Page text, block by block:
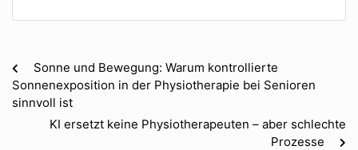
Sonne und Bewegung: Warum kontrollierte
Sonnenexposition in der Physiotherapie bei Senioren
sinnvoll ist
KI ersetzt keine Physiotherapeuten – aber schlechte
Prozesse